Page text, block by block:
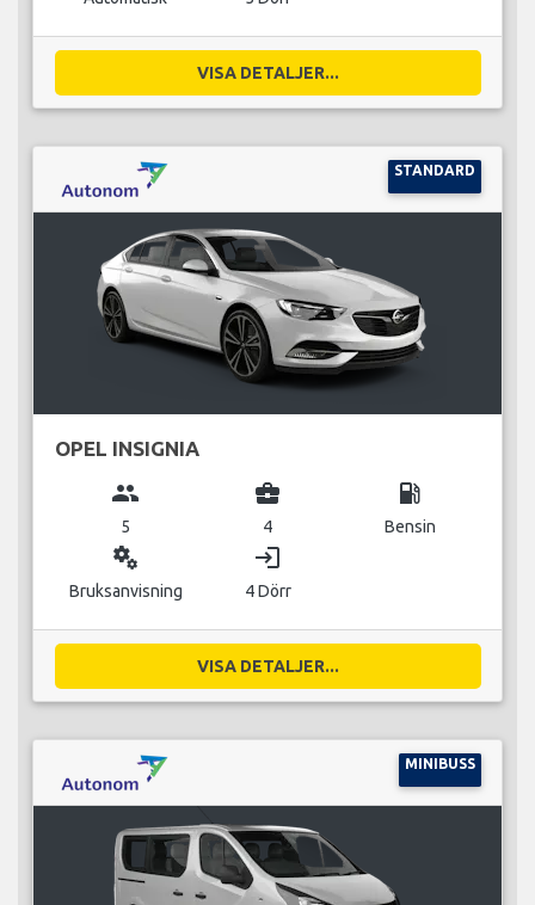
VISA DETALJER...
STANDARD
OPEL INSIGNIA
group
5
business_center
4
local_gas_station
Bensin
miscellaneous_services
Bruksanvisning
login
4 Dörr
VISA DETALJER...
MINIBUSS